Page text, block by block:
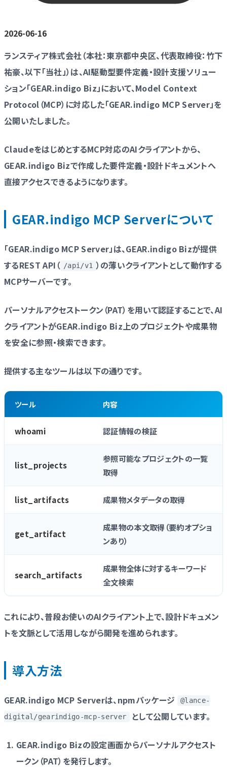
2026-06-16
ランスティア株式会社（本社：東京都中央区、代表取締役：竹下
祐豪、以下「当社」）は、AI駆動型要件定義・設計支援ソリュー
ション「GEAR.indigo Biz」において、Model Context
Protocol（MCP）に対応した「GEAR.indigo MCP Server」を
公開いたしました。
ClaudeをはじめとするMCP対応のAIクライアントから、
GEAR.indigo Bizで作成した要件定義・設計ドキュメントへ
直接アクセスできるようになります。
GEAR.indigo MCP Serverについて
「GEAR.indigo MCP Server」は、GEAR.indigo Bizが提供
するREST API（ /api/v1 ）の薄いクライアントとして動作する
MCPサーバーです。
パーソナルアクセストークン（PAT）を用いて認証することで、AI
クライアントがGEAR.indigo Biz上のプロジェクトや成果物
を安全に参照・検索できます。
提供する主なツールは以下の通りです。
ツール 内容
whoami 認証情報の検証
list_projects
参照可能なプロジェクトの一覧
取得
list_artifacts 成果物メタデータの取得
get_artifact
成果物の本文取得（要約オプショ
ンあり）
search_artifacts
成果物全体に対するキーワード
全文検索
これにより、普段お使いのAIクライアント上で、設計ドキュメン
トを文脈として活用しながら開発を進められます。
導入方法
GEAR.indigo MCP Serverは、npmパッケージ
@lance-
digital/gearindigo-mcp-server
として公開しています。
GEAR.indigo Bizの設定画面からパーソナルアクセスト
ークン（PAT）を発行します。